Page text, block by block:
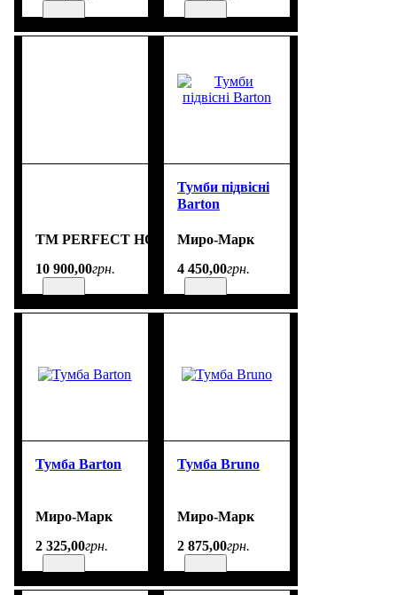
TM PERFECT HOME
10 900,00грн.
Тумби підвісні
Barton
Миро-Марк
4 450,00грн.
Тумба Barton
Миро-Марк
2 325,00грн.
Тумба Bruno
Миро-Марк
2 875,00грн.